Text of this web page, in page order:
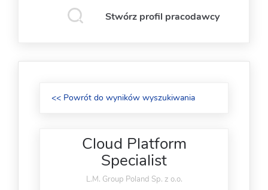
Stwórz profil pracodawcy
<< Powrót do wyników wyszukiwania
Cloud Platform
Specialist
L.M. Group Poland Sp. z o.o.